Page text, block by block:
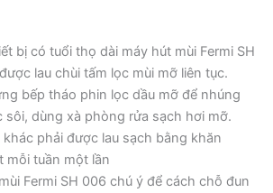
bị có tuổi thọ dài máy hút mùi Fermi SH
lau chùi tấm lọc mùi mỡ liên tục.
bếp tháo phin lọc dầu mỡ để nhúng
sôi, dùng xà phòng rửa sạch hơi mỡ.
khác phải được lau sạch bằng khăn
mỗi tuần một lần
Fermi SH 006 chú ý để cách chỗ đun